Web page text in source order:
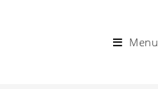
Menu